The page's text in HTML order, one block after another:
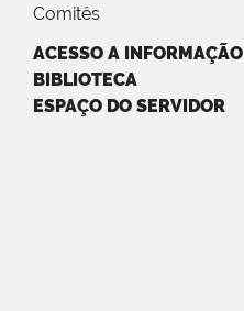
Comitês
ACESSO A INFORMAÇÃO
BIBLIOTECA
ESPAÇO DO SERVIDOR